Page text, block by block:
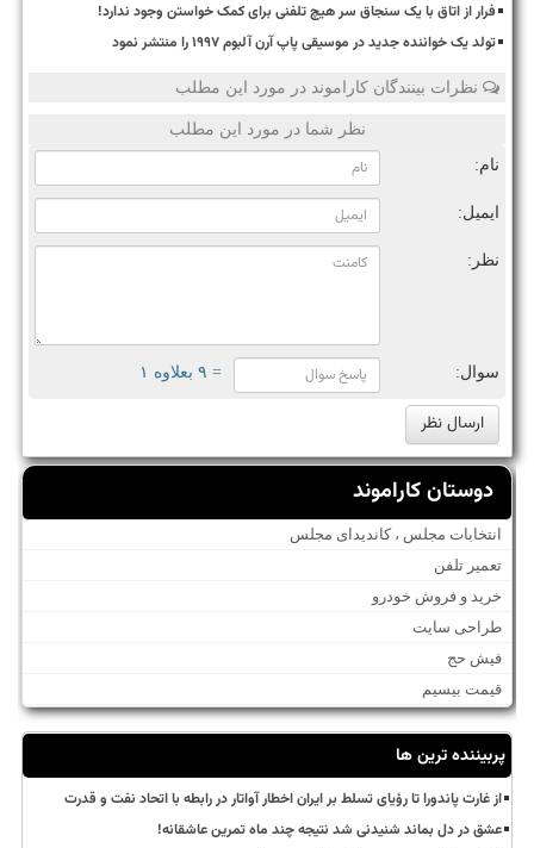
فرار از اتاق با یک سنجاق سر هیچ تلفنی برای کمک خواستن وجود ندارد!
تولد یک خواننده جدید در موسیقی پاپ آرن آلبوم ۱۹۹۷ را منتشر نمود
نظرات بینندگان کاراموند در مورد این مطلب
نظر شما در مورد این مطلب
نام:
ایمیل:
نظر:
سوال: = ۹ بعلاوه ۱
دوستان کاراموند
انتخابات مجلس ، کاندیدای مجلس
تعمیر تلفن
خرید و فروش خودرو
طراحی سایت
فیش حج
قیمت بیسیم
پربیننده ترین ها
از غارت پاندورا تا رؤیای تسلط بر ایران اخطار آواتار در رابطه با اتحاد نفت و قدرت
عشق در دل بماند شنیدنی شد نتیجه چند ماه تمرین عاشقانه!